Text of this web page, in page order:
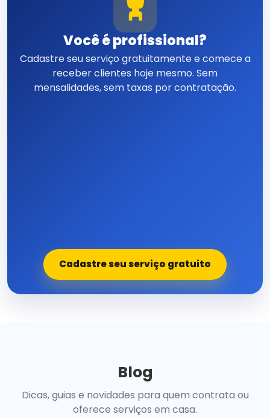
Você é profissional?
Cadastre seu serviço gratuitamente e comece a
receber clientes hoje mesmo. Sem
mensalidades, sem taxas por contratação.
Cadastre seu serviço gratuito
Blog
Dicas, guias e novidades para quem contrata ou
oferece serviços em casa.